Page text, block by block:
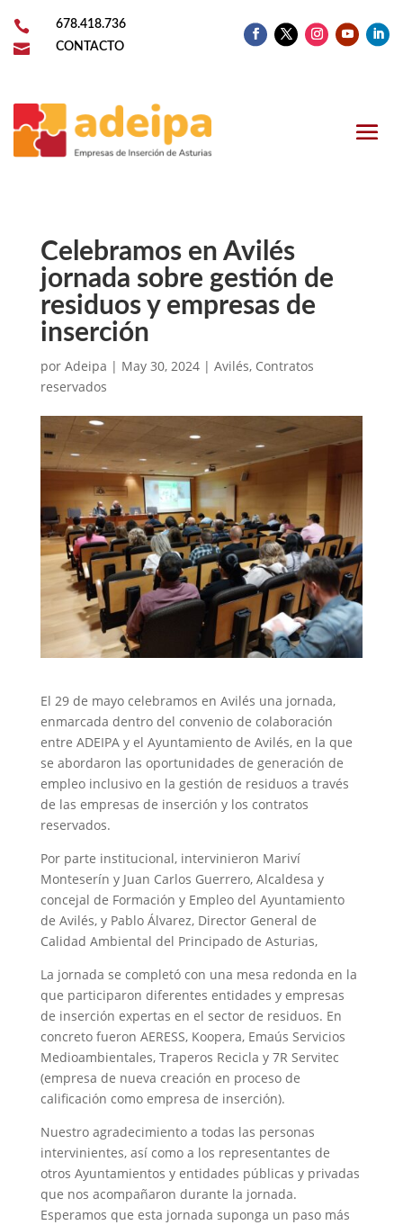
 678.418.736
 CONTACTO
Celebramos en Avilés
jornada sobre gestión de
residuos y empresas de
inserción
por Adeipa | May 30, 2024| Avilés, Contratos
reservados
El 29 de mayo celebramos en Avilés una jornada,
enmarcada dentro del convenio de colaboración
entre ADEIPA y el Ayuntamiento de Avilés, en la que
se abordaron las oportunidades de generación de
empleo inclusivo en la gestión de residuos a través
de las empresas de inserción y los contratos
reservados.
Por parte institucional, intervinieron Mariví
Monteserín y Juan Carlos Guerrero, Alcaldesa y
concejal de Formación y Empleo del Ayuntamiento
de Avilés, y Pablo Álvarez, Director General de
Calidad Ambiental del Principado de Asturias,
La jornada se completó con una mesa redonda en la
que participaron diferentes entidades y empresas
de inserción expertas en el sector de residuos. En
concreto fueron AERESS, Koopera, Emaús Servicios
Medioambientales, Traperos Recicla y 7R Servitec
(empresa de nueva creación en proceso de
calificación como empresa de inserción).
Nuestro agradecimiento a todas las personas
intervinientes, así como a los representantes de
otros Ayuntamientos y entidades públicas y privadas
que nos acompañaron durante la jornada.
Esperamos que esta jornada suponga un paso más